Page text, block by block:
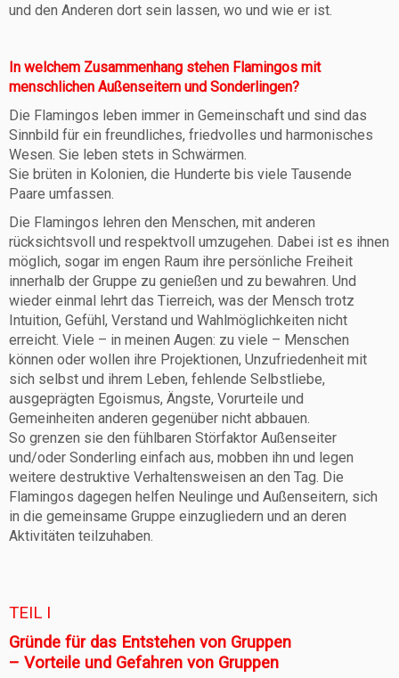
und den Anderen dort sein lassen, wo und wie er ist.
In welchem Zusammenhang stehen Flamingos mit
menschlichen Außenseitern und Sonderlingen?
Die Flamingos leben immer in Gemeinschaft und sind das
Sinnbild für ein freundliches, friedvolles und harmonisches
Wesen. Sie leben stets in Schwärmen.
Sie brüten in Kolonien, die Hunderte bis viele Tausende
Paare umfassen.
Die Flamingos lehren den Menschen, mit anderen
rücksichtsvoll und respektvoll umzugehen. Dabei ist es ihnen
möglich, sogar im engen Raum ihre persönliche Freiheit
innerhalb der Gruppe zu genießen und zu bewahren. Und
wieder einmal lehrt das Tierreich, was der Mensch trotz
Intuition, Gefühl, Verstand und Wahlmöglichkeiten nicht
erreicht. Viele – in meinen Augen: zu viele – Menschen
können oder wollen ihre Projektionen, Unzufriedenheit mit
sich selbst und ihrem Leben, fehlende Selbstliebe,
ausgeprägten Egoismus, Ängste, Vorurteile und
Gemeinheiten anderen gegenüber nicht abbauen.
So grenzen sie den fühlbaren Störfaktor Außenseiter
und/oder Sonderling einfach aus, mobben ihn und legen
weitere destruktive Verhaltensweisen an den Tag. Die
Flamingos dagegen helfen Neulinge und Außenseitern, sich
in die gemeinsame Gruppe einzugliedern und an deren
Aktivitäten teilzuhaben.
TEIL I
Gründe für das Entstehen von Gruppen
– Vorteile und Gefahren von Gruppen